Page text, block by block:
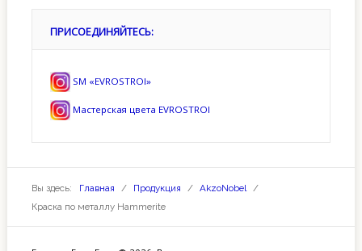
ПРИСОЕДИНЯЙТЕСЬ:
SM «EVROSTROI»
Мастерская цвета EVROSTROI
Вы здесь: Главная / Продукция / AkzoNobel /
Краска по металлу Hammerite